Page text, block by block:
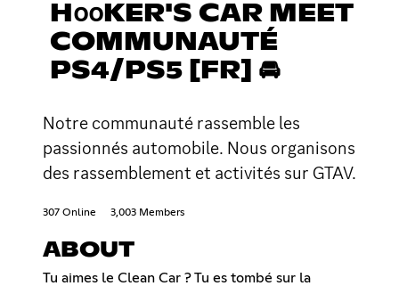
H𝗈𝗈KER'S CAR MEET
COMMUNAUTÉ
PS4/PS5 [FR] 🚘
Notre communauté rassemble les
passionnés automobile. Nous organisons
des rassemblement et activités sur GTAV.
307 Online 3,003 Members
ABOUT
Tu aimes le Clean Car ? Tu es tombé sur la